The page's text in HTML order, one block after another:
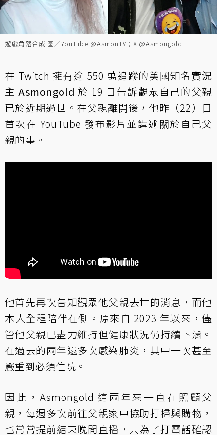
遊戲角落合成 圖／YouTube @AsmonTV；X @Asmongold
在 Twitch 擁有逾 550 萬追蹤的美國知名實況
主 Asmongold 於 19 日告訴觀眾自己的父親
已於近期過世。在父親離開後，他昨（22）日
首次在 YouTube 發布影片並講述關於自己父
親的事。
他首先再次告知觀眾他父親去世的消息，而他
本人全程陪伴在側。原來自 2023 年以來，儘
管他父親已盡力維持但健康狀況仍持續下滑。
在過去的兩年還多次感染肺炎，其中一次甚至
嚴重到必須住院。
因此，Asmongold 這兩年來一直在照顧父
親，每週多次前往父親家中協助打掃與購物，
也常常提前結束晚間直播，只為了打電話確認